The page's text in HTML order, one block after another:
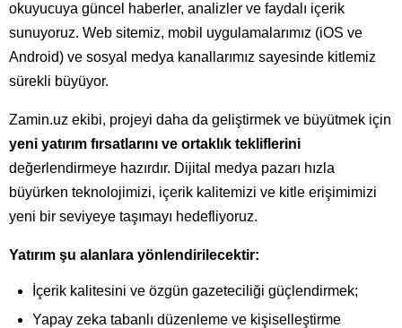
okuyucuya güncel haberler, analizler ve faydalı içerik
sunuyoruz. Web sitemiz, mobil uygulamalarımız (iOS ve
Android) ve sosyal medya kanallarımız sayesinde kitlemiz
sürekli büyüyor.
Zamin.uz ekibi, projeyi daha da geliştirmek ve büyütmek için
yeni yatırım fırsatlarını ve ortaklık tekliflerini
değerlendirmeye hazırdır. Dijital medya pazarı hızla
büyürken teknolojimizi, içerik kalitemizi ve kitle erişimimizi
yeni bir seviyeye taşımayı hedefliyoruz.
Yatırım şu alanlara yönlendirilecektir:
İçerik kalitesini ve özgün gazeteciliği güçlendirmek;
Yapay zeka tabanlı düzenleme ve kişiselleştirme